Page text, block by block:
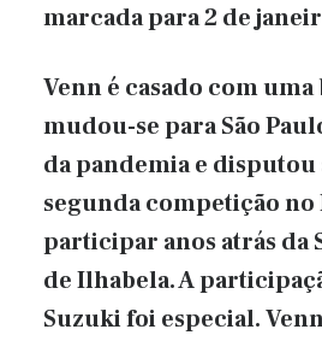
marcada para 2 de
Venn é casado com
mudou-se para São
da pandemia e disputou
segunda competição no
participar anos atrás da
de Ilhabela. A
Suzuki foi especial.